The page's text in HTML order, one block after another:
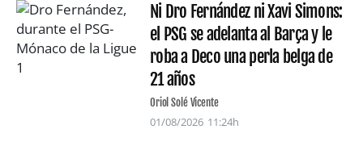
Ni Dro Fernández ni Xavi Simons:
el PSG se adelanta al Barça y le
roba a Deco una perla belga de
21 años
Oriol Solé Vicente
01/08/2026 11:24h